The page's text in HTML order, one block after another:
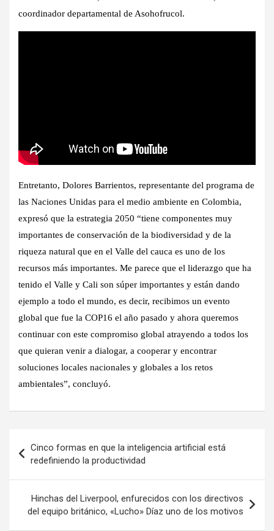
coordinador departamental de Asohofrucol.
Entretanto, Dolores Barrientos, representante del programa de
las Naciones Unidas para el medio ambiente en Colombia,
expresó que la estrategia 2050 “tiene componentes muy
importantes de conservación de la biodiversidad y de la
riqueza natural que en el Valle del cauca es uno de los
recursos más importantes. Me parece que el liderazgo que ha
tenido el Valle y Cali son súper importantes y están dando
ejemplo a todo el mundo, es decir, recibimos un evento
global que fue la COP16 el año pasado y ahora queremos
continuar con este compromiso global atrayendo a todos los
que quieran venir a dialogar, a cooperar y encontrar
soluciones locales nacionales y globales a los retos
ambientales”, concluyó.
de
entradas
Cinco formas en que la inteligencia artificial está
redefiniendo la productividad
Hinchas del Liverpool, enfurecidos con los directivos
del equipo británico, «Lucho» Díaz uno de los motivos